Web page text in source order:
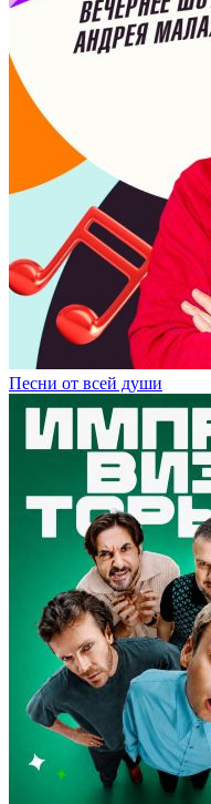
Песни от всей души